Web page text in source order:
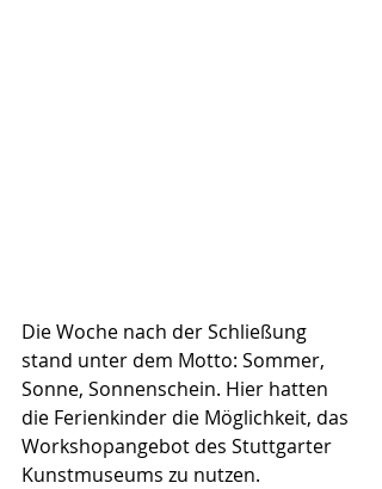
Die Woche nach der Schließung
stand unter dem Motto: Sommer,
Sonne, Sonnenschein. Hier hatten
die Ferienkinder die Möglichkeit, das
Workshopangebot des Stuttgarter
Kunstmuseums zu nutzen.